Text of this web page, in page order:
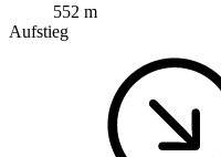
552 m
Aufstieg